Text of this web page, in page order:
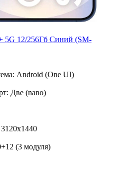
5G 12/256Гб Синий (SM-
Android (One UI)
Две (nano)
3120x1440
(3 модуля)